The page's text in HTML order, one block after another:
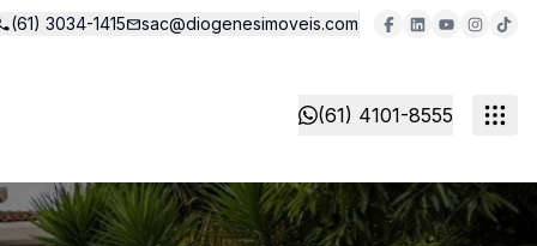
(61) 3034-1415 sac@diogenesimoveis.com
(61) 4101-8555